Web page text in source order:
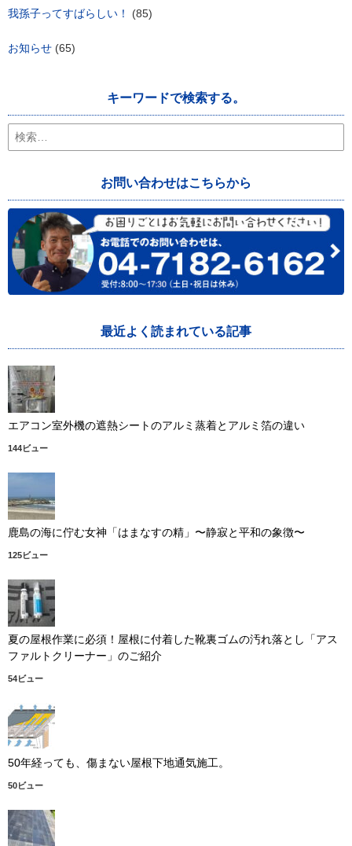
我孫子ってすばらしい！ (85)
お知らせ (65)
キーワードで検索する。
検
索:
お問い合わせはこちらから
最近よく読まれている記事
エアコン室外機の遮熱シートのアルミ蒸着とアルミ箔の違い
144ビュー
鹿島の海に佇む女神「はまなすの精」〜静寂と平和の象徴〜
125ビュー
夏の屋根作業に必須！屋根に付着した靴裏ゴムの汚れ落とし「アス
ファルトクリーナー」のご紹介
54ビュー
50年経っても、傷まない屋根下地通気施工。
50ビュー